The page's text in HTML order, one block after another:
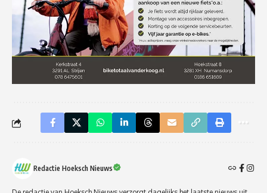
Redactie Hoeksch Nieuws